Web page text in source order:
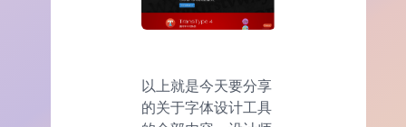
以上就是今天要分享
的关于字体设计工具